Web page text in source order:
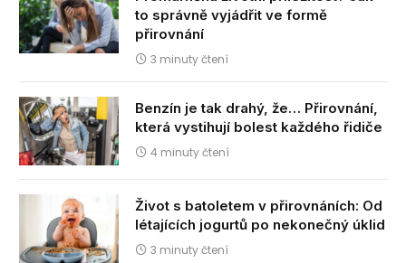
to správně vyjádřit ve formě
přirovnání
3 minuty čtení
Benzín je tak drahý, že… Přirovnání,
která vystihují bolest každého řidiče
4 minuty čtení
Život s batoletem v přirovnáních: Od
létajících jogurtů po nekonečný úklid
3 minuty čtení